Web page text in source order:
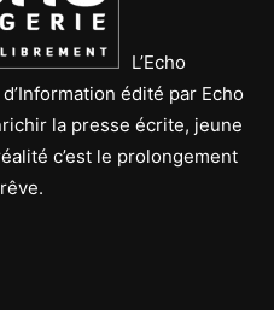
L’Echo
édité par Echo
la presse écrite, jeune
c’est le prolongement